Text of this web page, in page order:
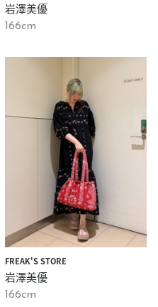
岩澤美優
166cm
FREAK'S STORE
岩澤美優
166cm